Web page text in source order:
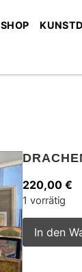
SHOP
220,00 €
1 vorrätig
In den